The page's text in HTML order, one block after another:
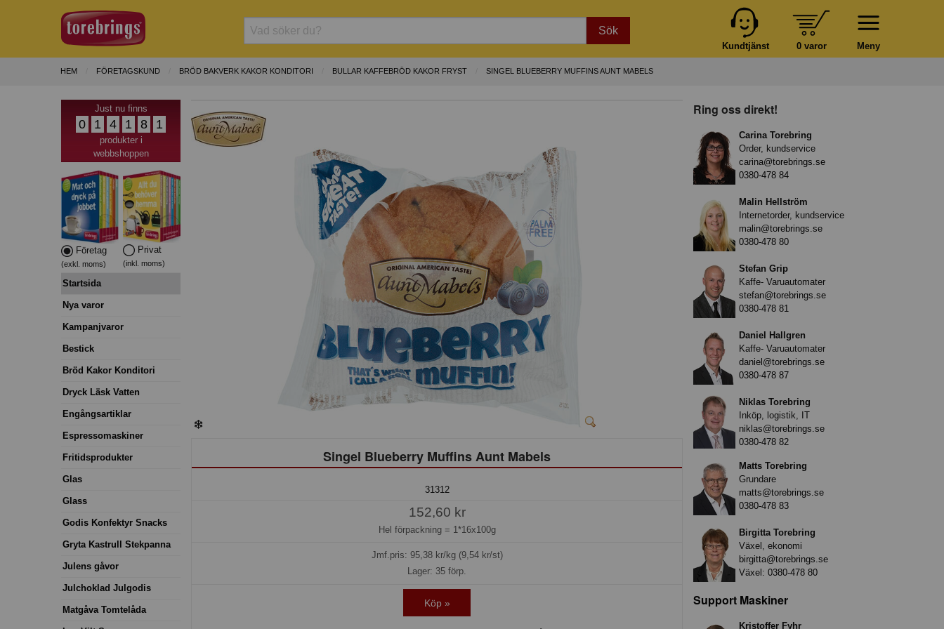
Sök
Meny
0 varor
Kundtjänst
HEM FÖRETAGSKUND BRÖD BAKVERK KAKOR KONDITORI BULLAR KAFFEBRÖD KAKOR FRYST SINGEL BLUEBERRY MUFFINS AUNT MABELS
Just nu finns
0 1 4 1 8 1
produkter i
webbshoppen
Företag
(exkl. moms)
Privat
(inkl. moms)
Startsida
Nya varor
Kampanjvaror
Bestick
Bröd Kakor Konditori
Dryck Läsk Vatten
Engångsartiklar
Espressomaskiner
Fritidsprodukter
Glas
Glass
Godis Konfektyr Snacks
Gryta Kastrull Stekpanna
Julens gåvor
Julchoklad Julgodis
Matgåva Tomtelåda
Singel Blueberry Muffins Aunt Mabels
31312
152,60 kr
Hel förpackning = 1*16x100g
Jmf.pris: 95,38kr/kg (9,54 kr/st)
Lager: 35 förp.
Köp »
Ring oss direkt!
Carina Torebring
Order, kundservice
carina@torebrings.se
0380-478 84
Malin Hellström
Internetorder, kundservice
malin@torebrings.se
0380-478 80
Stefan Grip
Kaffe- Varuautomater
stefan@torebrings.se
0380-478 81
Daniel Hallgren
Kaffe- Varuautomater
daniel@torebrings.se
0380-478 87
Niklas Torebring
Inköp, logistik, IT
niklas@torebrings.se
0380-478 82
Matts Torebring
Grundare
matts@torebrings.se
0380-478 83
Birgitta Torebring
Växel, ekonomi
birgitta@torebrings.se
Växel: 0380-478 80
Support Maskiner
Kristoffer Fyhr